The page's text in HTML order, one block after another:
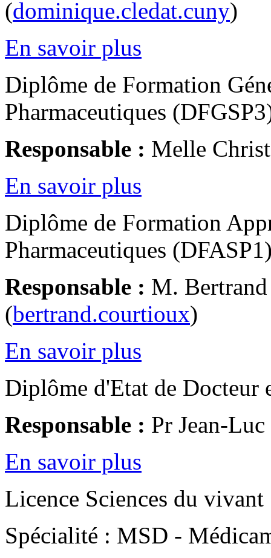
(dominique.cledat.cuny)
En savoir plus
Diplôme de Formation
Pharmaceutiques
Responsable : Melle
En savoir plus
Diplôme de Formation
Pharmaceutiques
Responsable : M.
(bertrand.courtioux)
En savoir plus
Diplôme d'Etat de Docteur
Responsable : Pr Jean-
En savoir plus
Licence Sciences du vivant
Spécialité : MSD -